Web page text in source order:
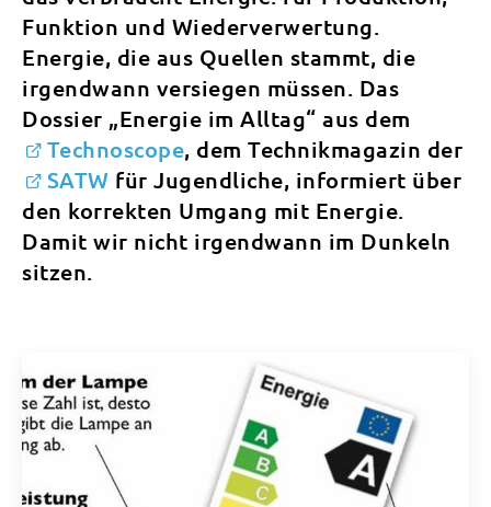
Funktion und Wiederverwertung.
Energie, die aus Quellen stammt, die
irgendwann versiegen müssen. Das
Dossier „Energie im Alltag“ aus dem
Technoscope, dem Technikmagazin der
SATW für Jugendliche, informiert über
den korrekten Umgang mit Energie.
Damit wir nicht irgendwann im Dunkeln
sitzen.